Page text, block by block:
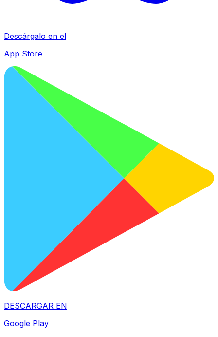
Descárgalo en el
App Store
DESCARGAR EN
Google Play